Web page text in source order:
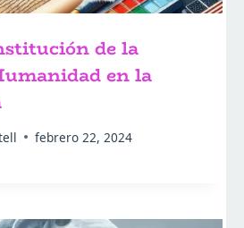
de la
en la
febrero 22, 2024